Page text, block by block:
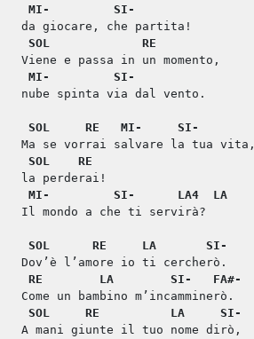
MI-
SI-
da giocare, che partita!
SOL
RE
Viene e passa in un momento,
MI-
SI-
nube spinta via dal vento.
SOL RE MI-
SI-
Ma se vorrai salvare la tua vita,
SOL
RE
la perderai!
MI-
SI- LA4
LA
Il mondo a che ti servirà?
SOL RE LA
SI-
Dov’è l’amore io ti cercherò.
RE
LA SI-
FA#-
Come un bambino m’incamminerò.
SOL
RE LA
SI-
A mani giunte il tuo nome dirò,